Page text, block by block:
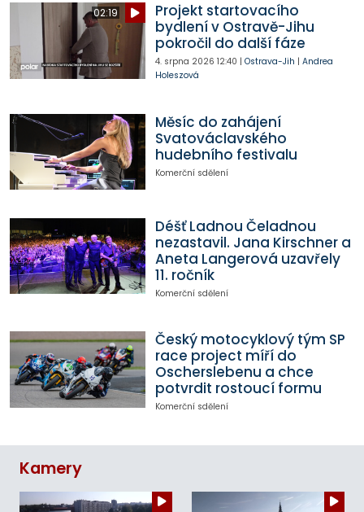
02:19
Projekt startovacího
bydlení v Ostravě-Jihu
pokročil do další fáze
4. srpna 2026 12:40 | Ostrava-Jih | Andrea
Holeszová
Měsíc do zahájení
Svatováclavského
hudebního festivalu
Komerční sdělení
Déšť Ladnou Čeladnou
nezastavil. Jana Kirschner a
Aneta Langerová uzavřely
11. ročník
Komerční sdělení
Český motocyklový tým SP
race project míří do
Oscherslebenu a chce
potvrdit rostoucí formu
Komerční sdělení
Kamery